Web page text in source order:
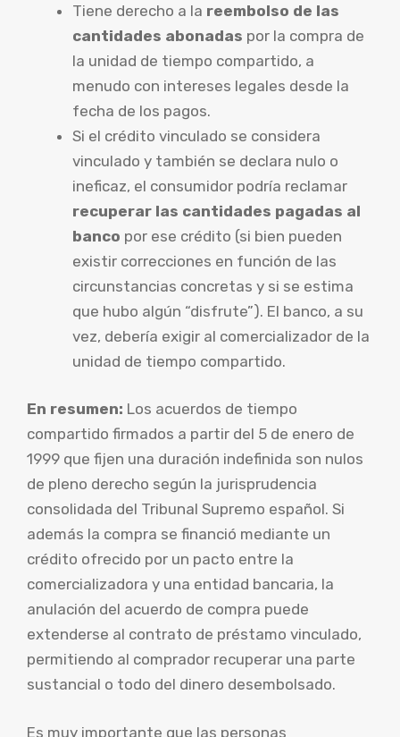
Tiene derecho a la reembolso de las
cantidades abonadas por la compra de
la unidad de tiempo compartido, a
menudo con intereses legales desde la
fecha de los pagos.
Si el crédito vinculado se considera
vinculado y también se declara nulo o
ineficaz, el consumidor podría reclamar
recuperar las cantidades pagadas al
banco por ese crédito (si bien pueden
existir correcciones en función de las
circunstancias concretas y si se estima
que hubo algún “disfrute”). El banco, a su
vez, debería exigir al comercializador de la
unidad de tiempo compartido.
En resumen: Los acuerdos de tiempo
compartido firmados a partir del 5 de enero de
1999 que fijen una duración indefinida son nulos
de pleno derecho según la jurisprudencia
consolidada del Tribunal Supremo español. Si
además la compra se financió mediante un
crédito ofrecido por un pacto entre la
comercializadora y una entidad bancaria, la
anulación del acuerdo de compra puede
extenderse al contrato de préstamo vinculado,
permitiendo al comprador recuperar una parte
sustancial o todo del dinero desembolsado.
Es muy importante que las personas